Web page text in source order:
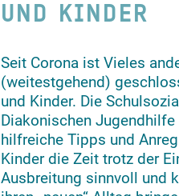
UND KINDER
Seit Corona ist Vieles
(weitestgehend)
und Kinder. Die
Diakonischen
hilfreiche Tipps und
Kinder die Zeit trotz der
Ausbreitung sinnvoll und